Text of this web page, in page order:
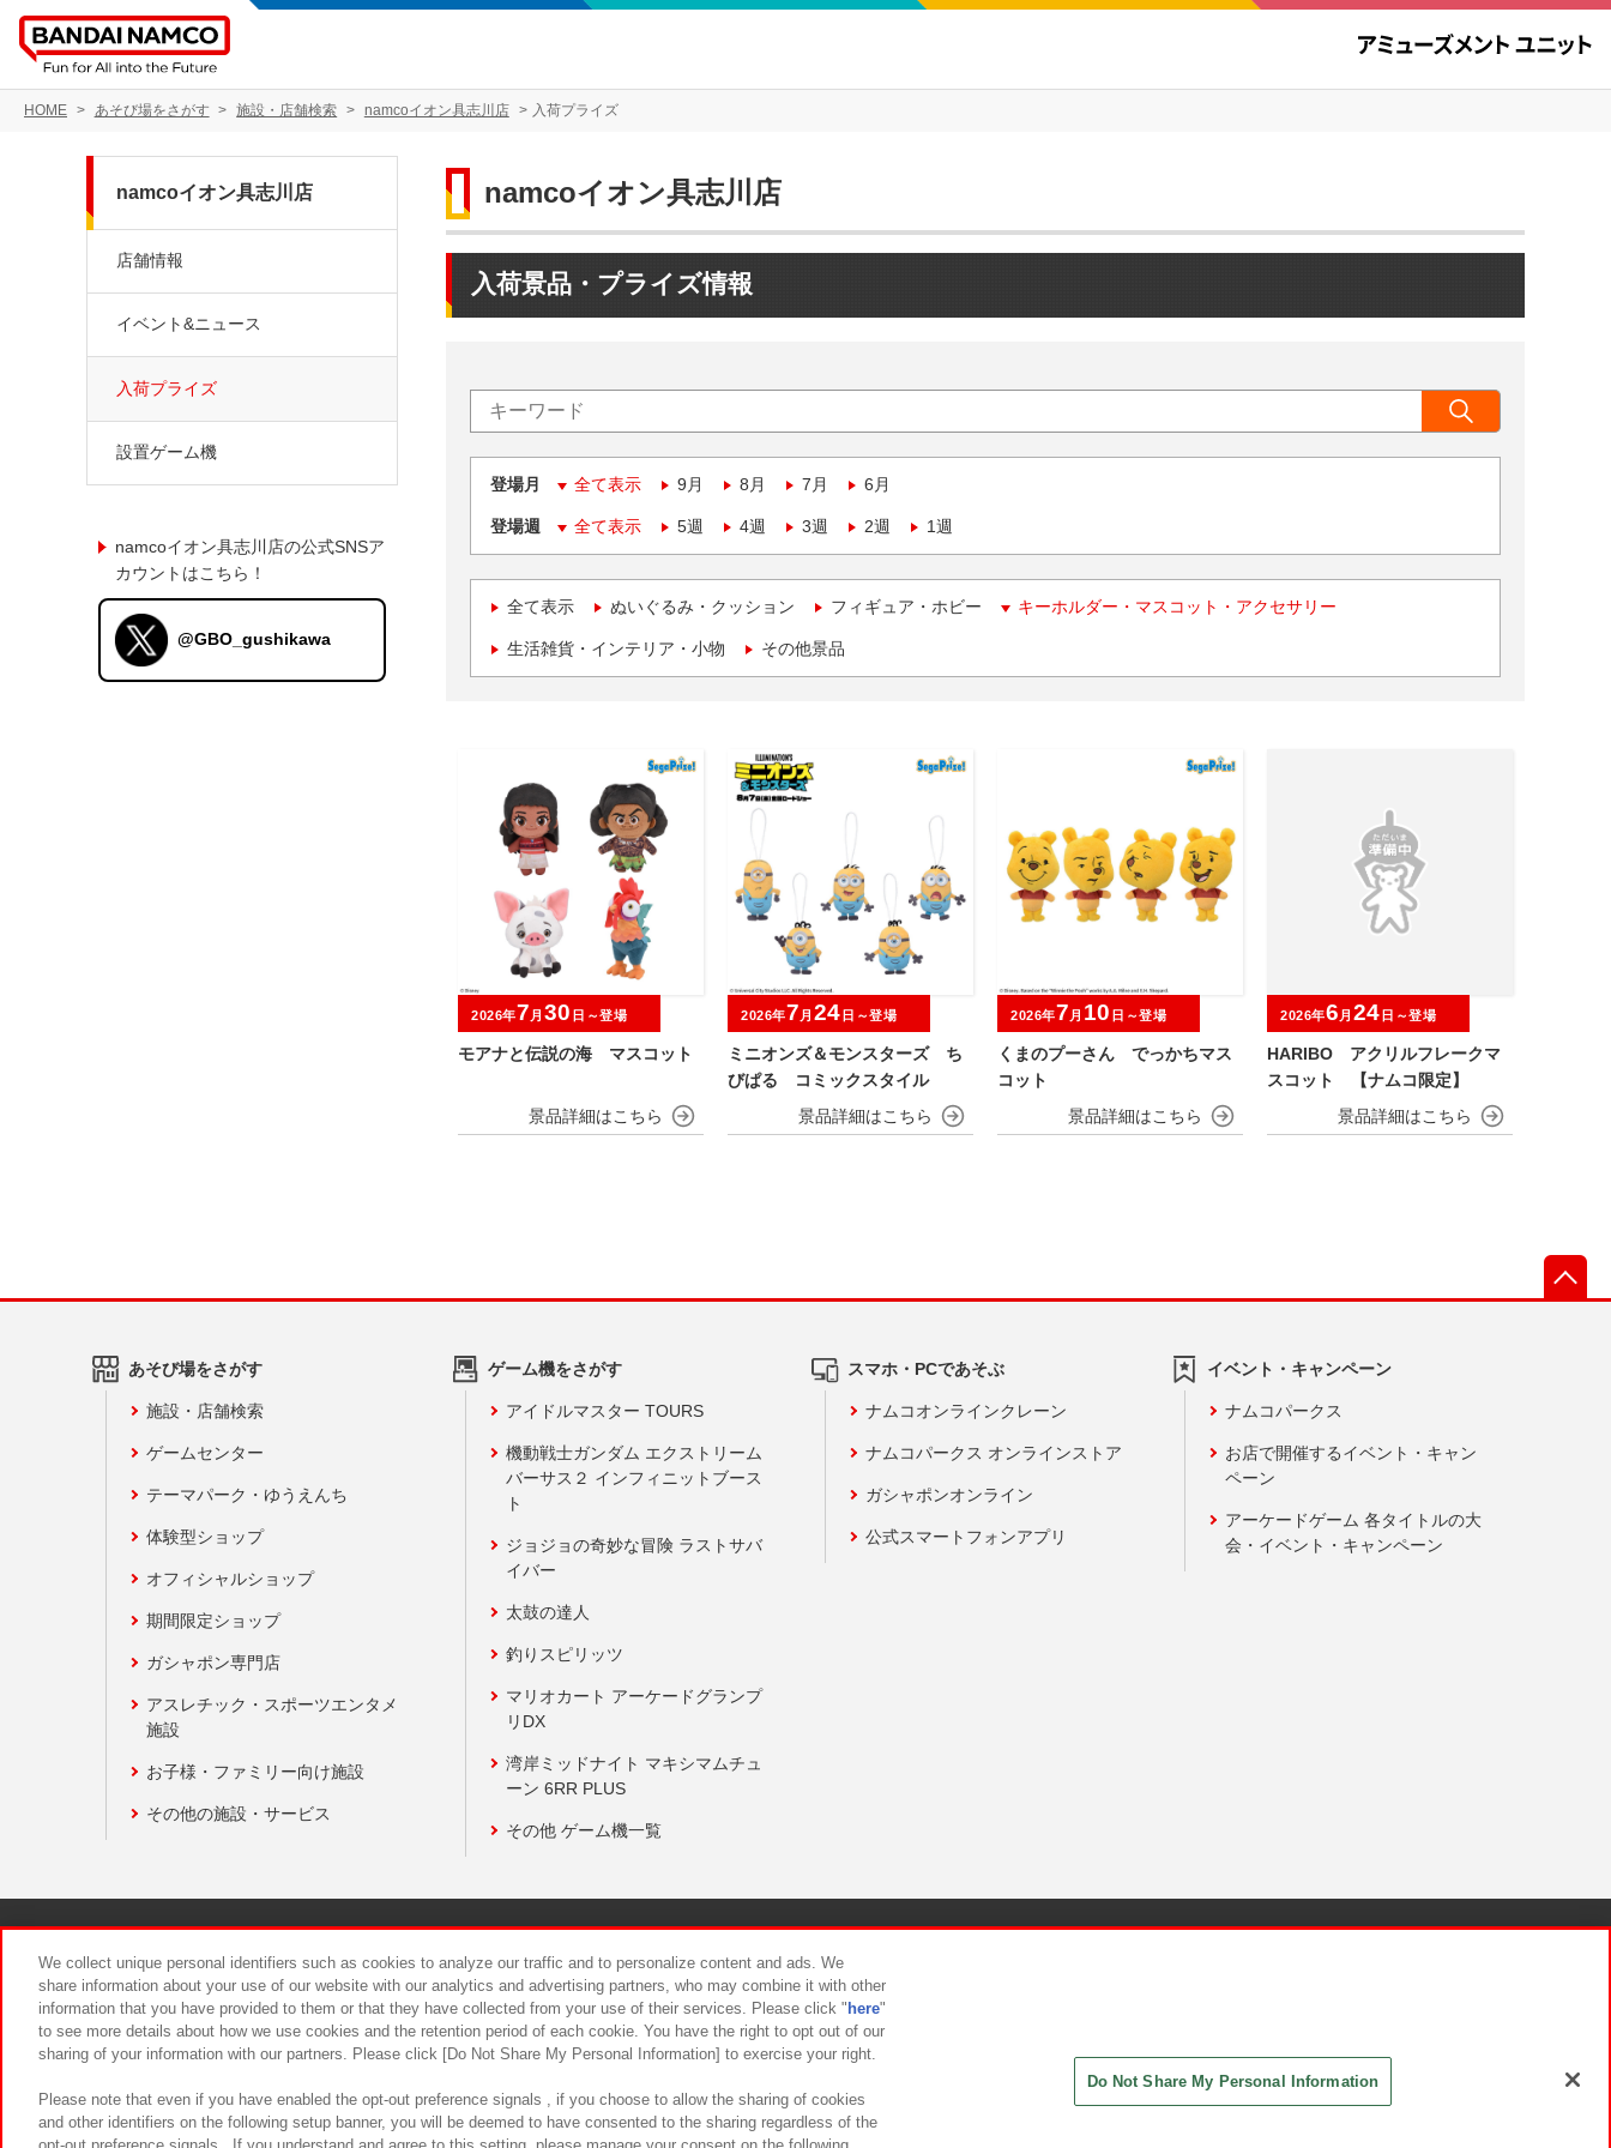
HOME あそび場をさがす 施設・店舗検索 namcoイオン具志川店 入荷プライズ
namcoイオン具志川店
入荷景品・プライズ情報
登場月 全て表示 9月 8月 7月 6月
登場週 全て表示 5週 4週 3週 2週 1週
全て表示 ぬいぐるみ・クッション フィギュア・ホビー キーホルダー・マスコット・アクセサリー
生活雑貨・インテリア・小物 その他景品
モアナと伝説の海 マスコット
2026年7 月 30 日～登場
ミニオンズ＆モンスターズ ち
びぱる コミックスタイル
2026年7 月 24 日～登場
くまのプーさん でっかちマス
コット
2026年7 月 10 日～登場
HARIBO アクリルフレークマ
スコット 【ナムコ限定】
2026年6 月 24 日～登場
namcoイオン具志川店
店舗情報
イベント&ニュース
入荷プライズ
設置ゲーム機
namcoイオン具志川店の公式SNSア
カウントはこちら！
@GBO_gushikawa
あそび場をさがす
施設・店舗検索
ゲームセンター
テーマパーク・ゆうえんち
体験型ショップ
オフィシャルショップ
期間限定ショップ
ガシャポン専門店
アスレチック・スポーツエンタメ
施設
お子様・ファミリー向け施設
その他の施設・サービス
ゲーム機をさがす
アイドルマスター TOURS
機動戦士ガンダム エクストリーム
バーサス２ インフィニットブース
ト
ジョジョの奇妙な冒険 ラストサバ
イバー
太鼓の達人
釣りスピリッツ
マリオカート アーケードグランプ
リDX
湾岸ミッドナイト マキシマムチュ
ーン 6RR PLUS
その他 ゲーム機一覧
スマホ・PCであそぶ
ナムコオンラインクレーン
ナムコパークス オンラインストア
ガシャポンオンライン
公式スマートフォンアプリ
イベント・キャンペーン
ナムコパークス
お店で開催するイベント・キャン
ペーン
アーケードゲーム 各タイトルの大
会・イベント・キャンペーン
食品のご提供について カスタマーハラスメント対応方針
We collect unique personal identifiers such as cookies to analyze our traffic and to personalize content and ads. We
share information about your use of our website with our analytics and advertising partners, who may combine it with other
information that you have provided to them or that they have collected from your use of their services. Please click " here"
to see more details about how we use cookies and the retention period of each cookie. You have the right to opt out of our
sharing of your information with our partners. Please click [Do Not Share My Personal Information] to exercise your right.
Please note that even if you have enabled the opt-out preference signals , if you choose to allow the sharing of cookies
and other identifiers on the following setup banner, you will be deemed to have consented to the sharing regardless of the
Do Not Share My Personal Information